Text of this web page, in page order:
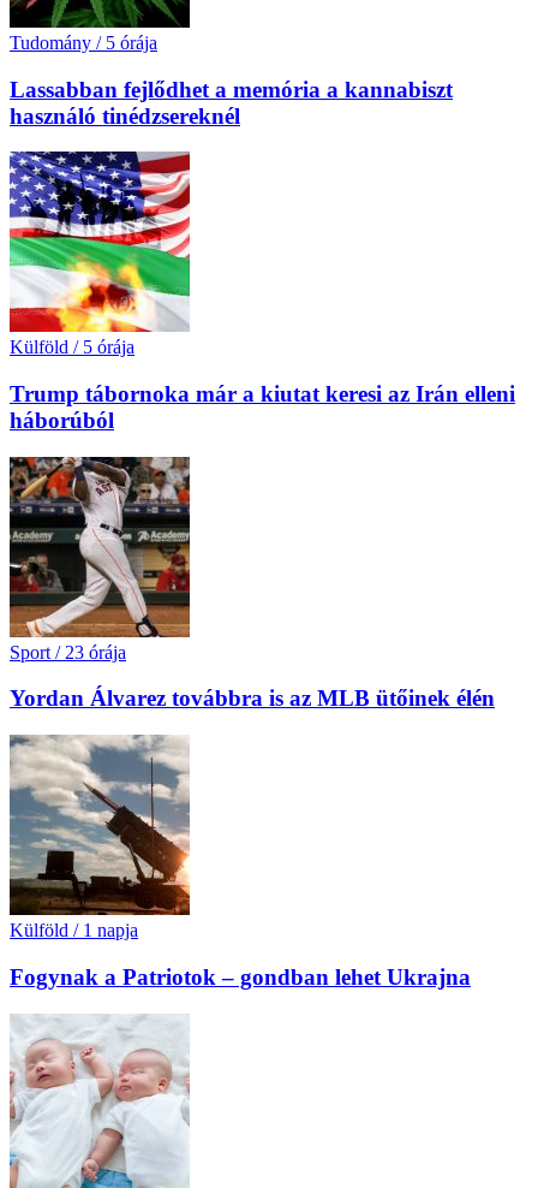
Tudomány / 5 órája
Lassabban fejlődhet a memória a kannabiszt
használó tinédzsereknél
Külföld / 5 órája
Trump tábornoka már a kiutat keresi az Irán elleni
háborúból
Sport / 23 órája
Yordan Álvarez továbbra is az MLB ütőinek élén
Külföld / 1 napja
Fogynak a Patriotok – gondban lehet Ukrajna